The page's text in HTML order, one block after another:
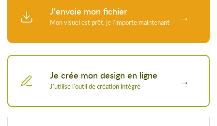
J'envoie mon fichier
Je crée mon design en ligne